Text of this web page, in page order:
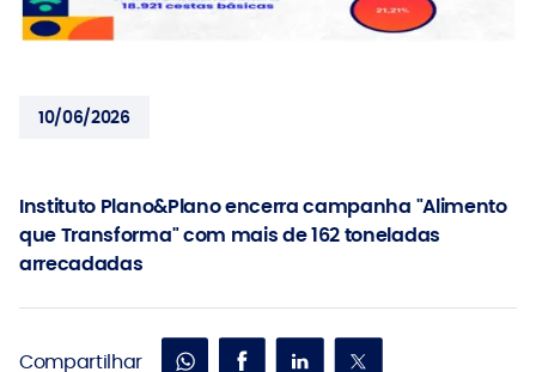
10/06/2026
Instituto Plano&Plano encerra campanha "Alimento
que Transforma" com mais de 162 toneladas
arrecadadas
Compartilhar